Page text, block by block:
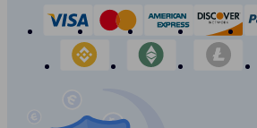
visa mastercard
binance
etherium